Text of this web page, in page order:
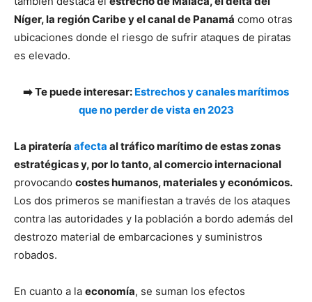
Níger, la región Caribe y el canal de Panamá como otras
ubicaciones donde el riesgo de sufrir ataques de piratas
es elevado.
➡️ Te puede interesar: Estrechos y canales marítimos
que no perder de vista en 2023
La piratería afecta al tráfico marítimo de estas zonas
estratégicas y, por lo tanto, al comercio internacional
provocando costes humanos, materiales y económicos.
Los dos primeros se manifiestan a través de los ataques
contra las autoridades y la población a bordo además del
destrozo material de embarcaciones y suministros
robados.
En cuanto a la economía, se suman los efectos